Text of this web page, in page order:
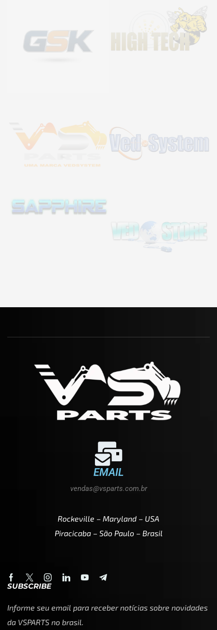
EMAIL
vendas@vsparts.com.br
Rockeville – Maryland – USA
Piracicaba – São Paulo – Brasil
SUBSCRIBE
Informe seu email para receber notícias sobre novidades
da VSPARTS no brasil.